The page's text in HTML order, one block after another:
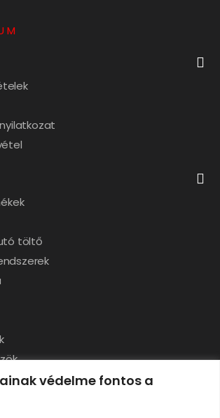
védelme fontos a
M
töltő
csatlakozók